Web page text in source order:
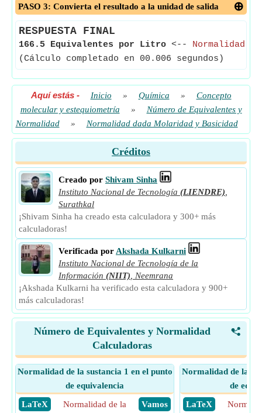
PASO 3: Convierta el resultado a la unidad de salida
RESPUESTA FINAL
166.5 Equivalentes por Litro <-- Normalidad
(Cálculo completado en 00.006 segundos)
Aquí estás- Inicio » Química »
Concepto
molecular y estequiometría
»
Número de Equivalentes y
Normalidad
» Normalidad dada Molaridad y Basicidad
Créditos
Creado por Shivam Sinha
Instituto Nacional de Tecnología (LIENDRE)
Surathkal
¡Shivam Sinha ha creado esta calculadora y 300+ más
calculadoras!
Verificada por Akshada Kulkarni
Instituto Nacional de Tecnología de la
Información (NIIT)
Neemrana
¡Akshada Kulkarni ha verificado esta calculadora y 900+
más calculadoras!
<
Número de Equivalentes y Normalidad
Calculadoras
Normalidad de la sustancia 1 en el punto
de equivalencia
​ LaTeX
​ Vamos
Normalidad de la
Normalidad de la
de
​ LaTeX